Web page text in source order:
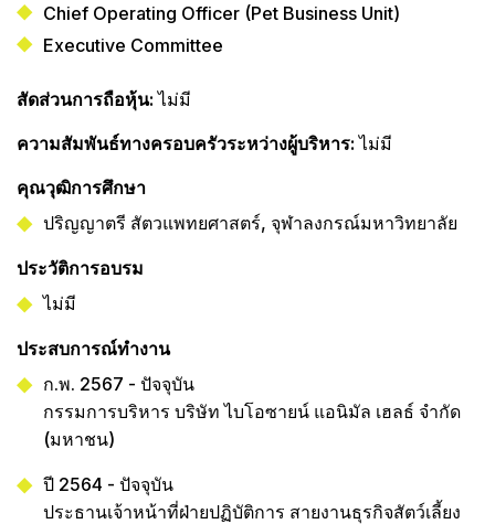
Chief Operating Officer (Pet Business Unit)
Executive Committee
สัดส่วนการถือหุ้น:ไม่มี
ความสัมพันธ์ทางครอบครัวระหว่างผู้บริหาร:ไม่มี
คุณวุฒิการศึกษา
ปริญญาตรี สัตวแพทยศาสตร์, จุฬาลงกรณ์มหาวิทยาลัย
ประวัติการอบรม
ไม่มี
ประสบการณ์ทำงาน
ก.พ. 2567 - ปัจจุบัน
กรรมการบริหาร บริษัท ไบโอซายน์ แอนิมัล เฮลธ์ จำกัด
(มหาชน)
ปี 2564 - ปัจจุบัน
ประธานเจ้าหน้าที่ฝ่ายปฏิบัติการ สายงานธุรกิจสัตว์เลี้ยง